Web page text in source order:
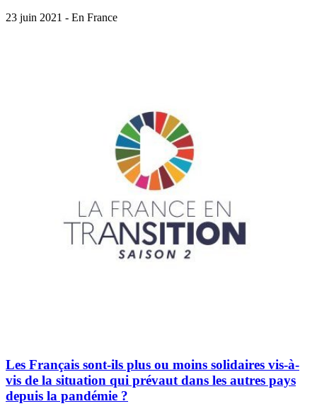
23 juin 2021 - En France
Les Français sont-ils plus ou moins solidaires vis-à-
vis de la situation qui prévaut dans les autres pays
depuis la pandémie ?